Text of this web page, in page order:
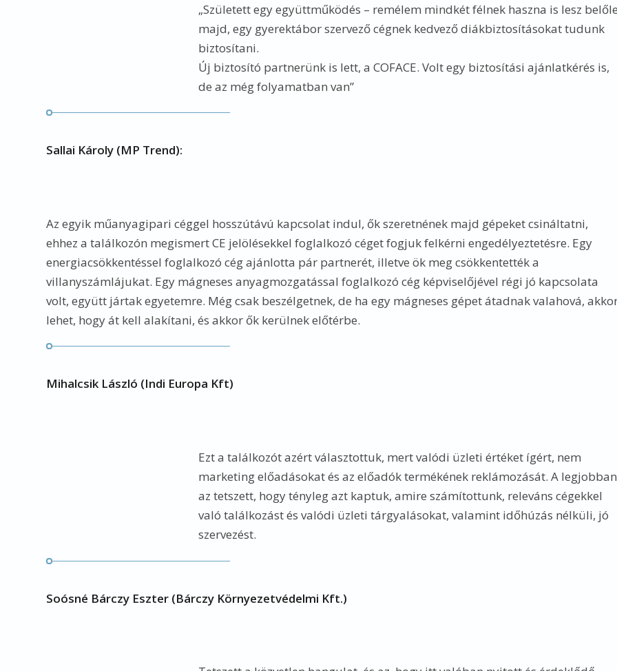
„Született egy együttműködés – remélem mindkét félnek haszna is lesz
majd, egy gyerektábor szervező cégnek kedvező diákbiztosításokat tudunk
biztosítani.
Új biztosító partnerünk is lett, a COFACE. Volt egy biztosítási ajánlatkérés is,
de az még folyamatban van”
Sallai Károly (MP Trend):
Az egyik műanyagipari céggel hosszútávú kapcsolat indul, ők szeretnének majd gépeket csináltatni,
ehhez a találkozón megismert CE jelölésekkel foglalkozó céget fogjuk felkérni engedélyeztetésre. Egy
energiacsökkentéssel foglalkozó cég ajánlotta pár partnerét, illetve ök meg csökkentették a
villanyszámlájukat. Egy mágneses anyagmozgatással foglalkozó cég képviselőjével régi jó kapcsolata
volt, együtt jártak egyetemre. Még csak beszélgetnek, de ha egy mágneses gépet átadnak valahová,
lehet, hogy át kell alakítani, és akkor ők kerülnek előtérbe.
Mihalcsik László (Indi Europa Kft)
Ezt a találkozót azért választottuk, mert valódi üzleti értéket ígért, nem
marketing előadásokat és az előadók termékének reklámozását. A legjobban
az tetszett, hogy tényleg azt kaptuk, amire számítottunk, releváns cégekkel
való találkozást és valódi üzleti tárgyalásokat, valamint időhúzás nélküli, jó
szervezést.
Soósné Bárczy Eszter (Bárczy Környezetvédelmi Kft.)